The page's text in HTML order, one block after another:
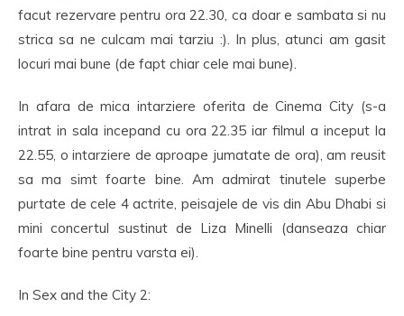
facut rezervare pentru ora 22.30, ca doar e sambata si nu
strica sa ne culcam mai tarziu :). In plus, atunci am gasit
locuri mai bune (de fapt chiar cele mai bune).
In afara de mica intarziere oferita de Cinema City (s-a
intrat in sala incepand cu ora 22.35 iar filmul a inceput la
22.55, o intarziere de aproape jumatate de ora), am reusit
sa ma simt foarte bine. Am admirat tinutele superbe
purtate de cele 4 actrite, peisajele de vis din Abu Dhabi si
mini concertul sustinut de Liza Minelli (danseaza chiar
foarte bine pentru varsta ei).
In Sex and the City 2: